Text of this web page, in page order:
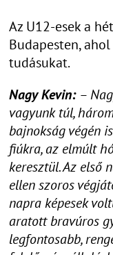
Az U12-esek a
Budapesten,
tudásukat.
Nagy Kevin:–
vagyunk túl,
bajnokság végén
fiúkra, az elmúlt
keresztül. Az első
ellen szoros
napra képesek
aratott bravúros
legfontosabb,